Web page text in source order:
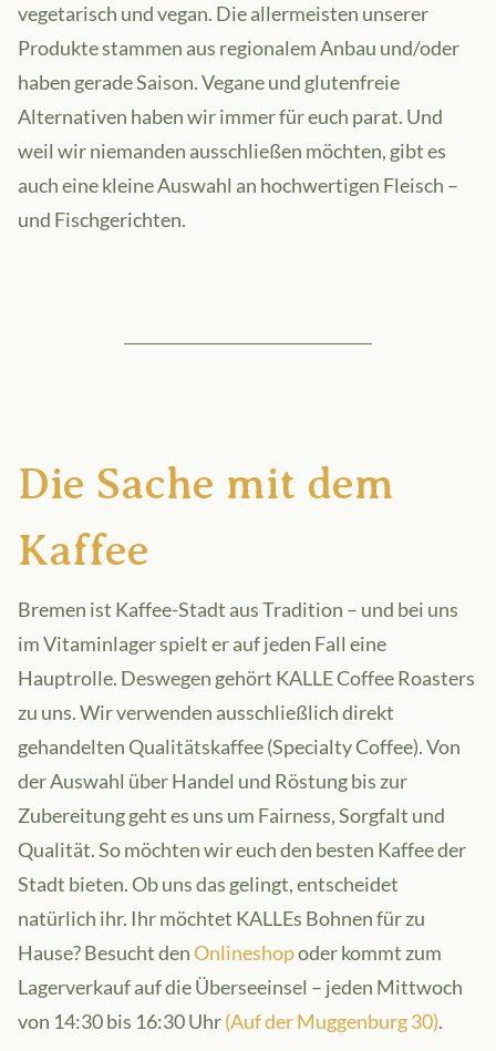
vegetarisch und vegan. Die allermeisten unserer
Produkte stammen aus regionalem Anbau und/oder
haben gerade Saison. Vegane und glutenfreie
Alternativen haben wir immer für euch parat. Und
weil wir niemanden ausschließen möchten, gibt es
auch eine kleine Auswahl an hochwertigen Fleisch –
und Fischgerichten.
Die Sache mit dem
Kaffee
Bremen ist Kaffee-Stadt aus Tradition – und bei uns
im Vitaminlager spielt er auf jeden Fall eine
Hauptrolle. Deswegen gehört KALLE Coffee Roasters
zu uns. Wir verwenden ausschließlich direkt
gehandelten Qualitätskaffee (Specialty Coffee). Von
der Auswahl über Handel und Röstung bis zur
Zubereitung geht es uns um Fairness, Sorgfalt und
Qualität. So möchten wir euch den besten Kaffee der
Stadt bieten. Ob uns das gelingt, entscheidet
natürlich ihr. Ihr möchtet KALLEs Bohnen für zu
Hause? Besucht denOnlineshopoder kommt zum
Lagerverkauf auf die Überseeinsel – jeden Mittwoch
von 14:30 bis 16:30 Uhr(Auf der Muggenburg 30).